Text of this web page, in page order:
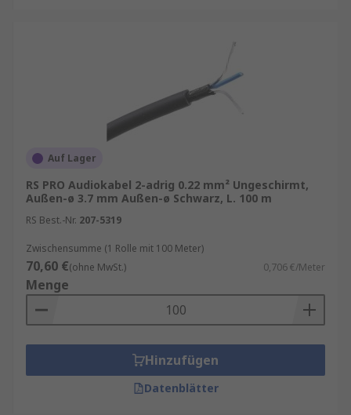
Auf Lager
RS PRO Audiokabel 2-adrig 0.22 mm² Ungeschirmt,
Außen-ø 3.7 mm Außen-ø Schwarz, L. 100 m
RS Best.-Nr. 207-5319
Zwischensumme (1 Rolle mit 100 Meter)
70,60 €(ohne MwSt.) 0,706 €/Meter
Menge
Hinzufügen
Datenblätter